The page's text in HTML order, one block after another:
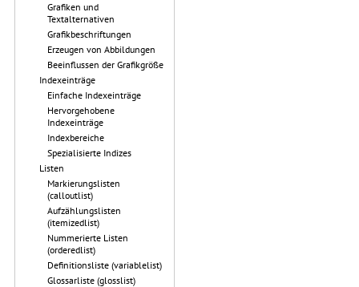
Grafiken und
Textalternativen
Grafikbeschriftungen
Erzeugen von Abbildungen
Beeinflussen der Grafikgröße
Indexeinträge
Einfache Indexeinträge
Hervorgehobene
Indexeinträge
Indexbereiche
Spezialisierte Indizes
Listen
Markierungslisten
(calloutlist)
Aufzählungslisten
(itemizedlist)
Nummerierte Listen
(orderedlist)
Definitionsliste (variablelist)
Glossarliste (glosslist)